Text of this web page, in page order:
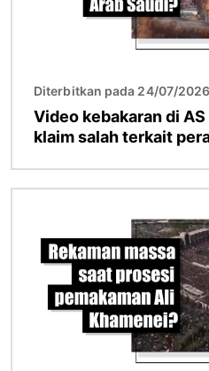
Diterbitkan pada 24/07/
Video kebakaran di
klaim salah terkait